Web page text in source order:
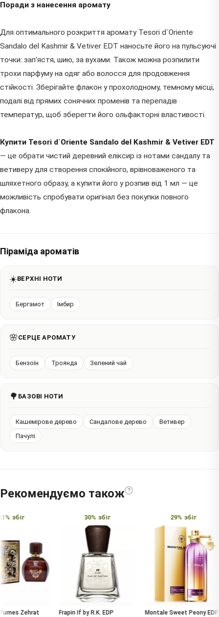
Поради з нанесення аромату
Для оптимального розкриття аромату Tesori d`Oriente
Sandalo del Kashmir & Vetiver EDT наносьте його на пульсуючі
точки: зап'ястя, шию, за вухами. Також можна розпилити
трохи парфуму на одяг або волосся для продовження
стійкості. Зберігайте флакон у прохолодному, темному місці,
подалі від прямих сонячних променів та перепадів
температур, щоб зберегти його ольфакторні властивості.
Купити Tesori d`Oriente Sandalo del Kashmir & Vetiver EDT
— це обрати чистий деревний еліксир із нотами сандалу та
ветиверу для створення спокійного, врівноваженого та
шляхетного образу, а купити його у розпив від 1 мл — це
можливість спробувати оригінал без покупки повного
флакона.
Піраміда ароматів
☀️ВЕРХНІ НОТИ
Бергамот Імбир
🌸 СЕРЦЕ АРОМАТУ
Бензоїн Троянда Зелений чай
🌳 БАЗОВІ НОТИ
Кашемірове дерево Сандалове дерево
Ветивер
Пачулі
Рекомендуємо також ?
збіг
Zehrat
30% збіг
Frapin If by R.K. EDP
29% збіг
Montale Sweet Peony EDP